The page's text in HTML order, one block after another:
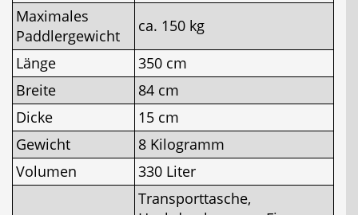
Maximales
Paddlergewicht
ca. 150 kg
Länge
350 cm
Breite
84 cm
Dicke
15 cm
Gewicht
8 Kilogramm
Volumen
330 Liter
Transporttasche,